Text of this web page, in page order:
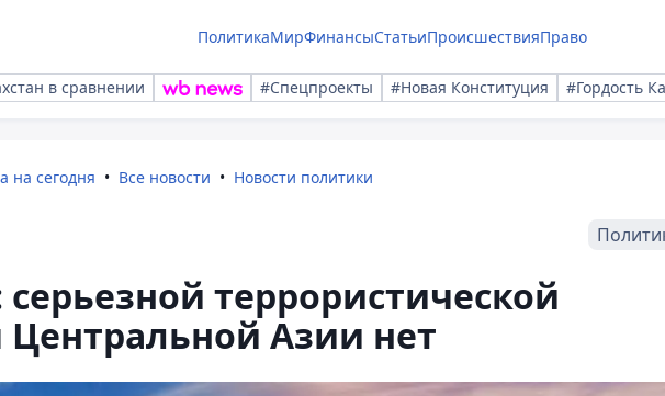
ПолитикаМирФинансыСтатьиПроисшествияПраво
в сравнении #Спецпроекты #Новая Конституция #Гордость
на сегодня Все новости Новости политики
террористической
Центральной Азии нет